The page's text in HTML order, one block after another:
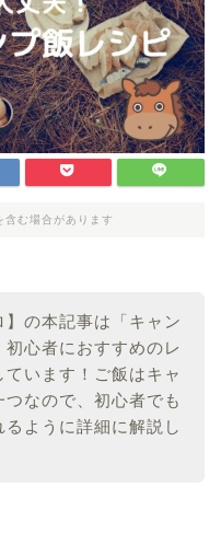
含む場合があります
の本記事は「キャン
心者におすすめのレ
います！ご飯はキャ
なので、初心者でも
ように詳細に解説し